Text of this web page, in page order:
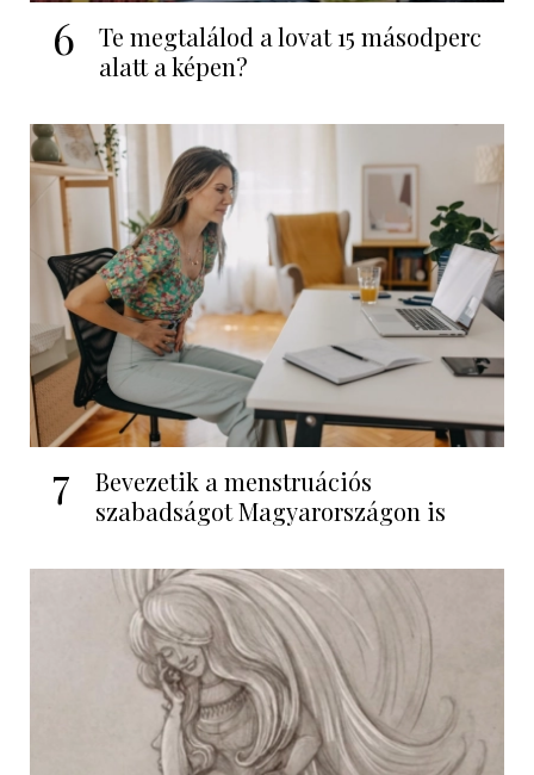
6
Te megtalálod a lovat 15 másodperc
alatt a képen?
7
Bevezetik a menstruációs
szabadságot Magyarországon is